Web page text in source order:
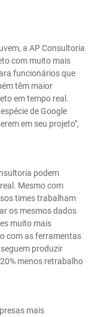
a AP Consultoria
com muito mais
funcionários que
têm maior
em tempo real.
de Google
em seu projeto",
podem
Mesmo com
times trabalham
os mesmos dados
muito mais
com as ferramentas
produzir
menos retrabalho
mais